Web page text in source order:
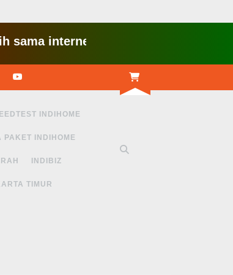
internet yang lambat gitu gitu aja
Instagram
INDIHOME
PAKET INDIHOME
INDIBIZ
TIMUR